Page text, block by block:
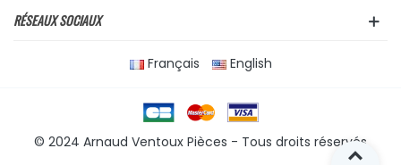
RÉSEAUX SOCIAUX
Français English
© 2024 Arnaud Ventoux Pièces - Tous droits réservés